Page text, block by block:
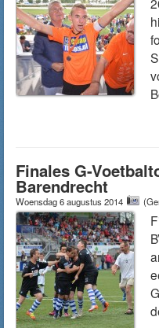
Finales G-
Barendrecht
Woensdag 6 augustus 2014